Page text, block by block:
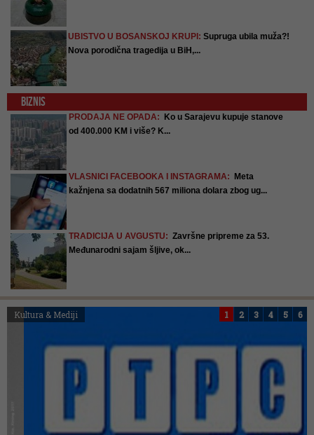
UBISTVO U BOSANSKOJ KRUPI: Supruga ubila muža?!
Nova porodična tragedija u BiH,...
BIZNIS
PRODAJA NE OPADA:
Ko u Sarajevu kupuje stanove
od 400.000 KM i više? K...
VLASNICI FACEBOOKA I INSTAGRAMA:
Meta
kažnjena sa dodatnih 567 miliona dolara zbog ug...
TRADICIJA U AVGUSTU: Završne pripreme za 53.
Međunarodni sajam šljive, ok...
1 2 3 4 5 6
Kultura & Mediji